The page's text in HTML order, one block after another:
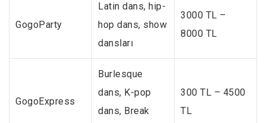
GogoParty
Latin dans, hip-
hop dans, show
dansları
3000 TL –
8000 TL
GogoExpress
Burlesque
dans, K-pop
dans, Break
300 TL – 4500
TL